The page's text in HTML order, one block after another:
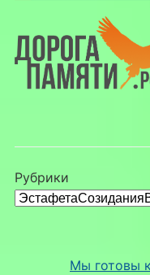
Рубрики
Мы готовы